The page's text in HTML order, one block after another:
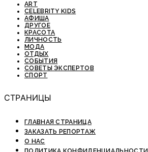
ART
CELEBRITY KIDS
АФИША
ДРУГОЕ
КРАСОТА
ЛИЧНОСТЬ
МОДА
ОТДЫХ
СОБЫТИЯ
СОВЕТЫ ЭКСПЕРТОВ
СПОРТ
СТРАНИЦЫ
ГЛАВНАЯ СТРАНИЦА
ЗАКАЗАТЬ РЕПОРТАЖ
О НАС